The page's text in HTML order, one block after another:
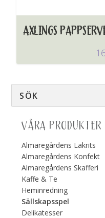
AXLINGS
VÅRA PRODUKTER
Almaregårdens Lakrits
Almaregårdens Konfekt
Almaregårdens Skafferi
Kaffe & Te
Heminredning
Sällskapsspel
Delikatesser